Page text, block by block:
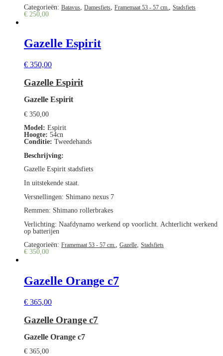
Categorieën: Batavus, Damesfiets, Framemaat 53 - 57 cm., Stadsfiets
€ 250,00
Gazelle Espirit
€ 350,00
Gazelle Espirit
Gazelle Espirit
€ 350,00
Model: Espirit
Hoogte: 54cn
Conditie: Tweedehands
Beschrijving:
Gazelle Espirit stadsfiets
In uitstekende staat.
Versnellingen: Shimano nexus 7
Remmen: Shimano rollerbrakes
Verlichting: Naafdynamo werkend op voorlicht. Achterlicht werkend
op batterijen
Categorieën: Framemaat 53 - 57 cm., Gazelle, Stadsfiets
€ 350,00
Gazelle Orange c7
€ 365,00
Gazelle Orange c7
Gazelle Orange c7
€ 365,00